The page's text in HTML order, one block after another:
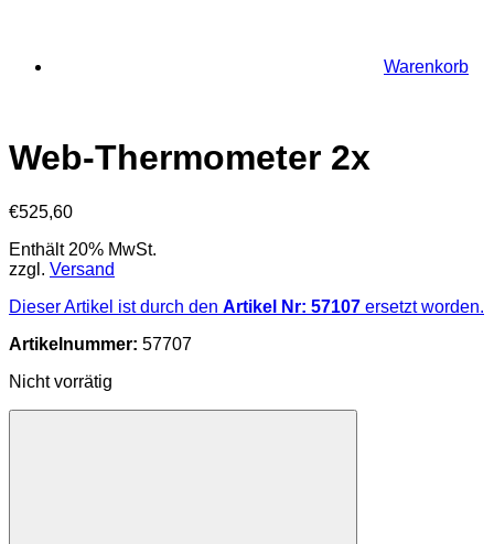
Warenkorb
Web-Thermometer 2x
€525,60
Enthält 20% MwSt.
zzgl. Versand
Dieser Artikel ist durch den Artikel Nr: 57107 ersetzt worden.
Artikelnummer: 57707
Nicht vorrätig